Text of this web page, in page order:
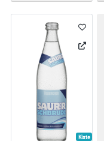
Kiste